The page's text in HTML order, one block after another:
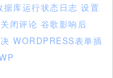
库运行状态日志 设置
闭评论 谷歌影响后
WORDPRESS表单插